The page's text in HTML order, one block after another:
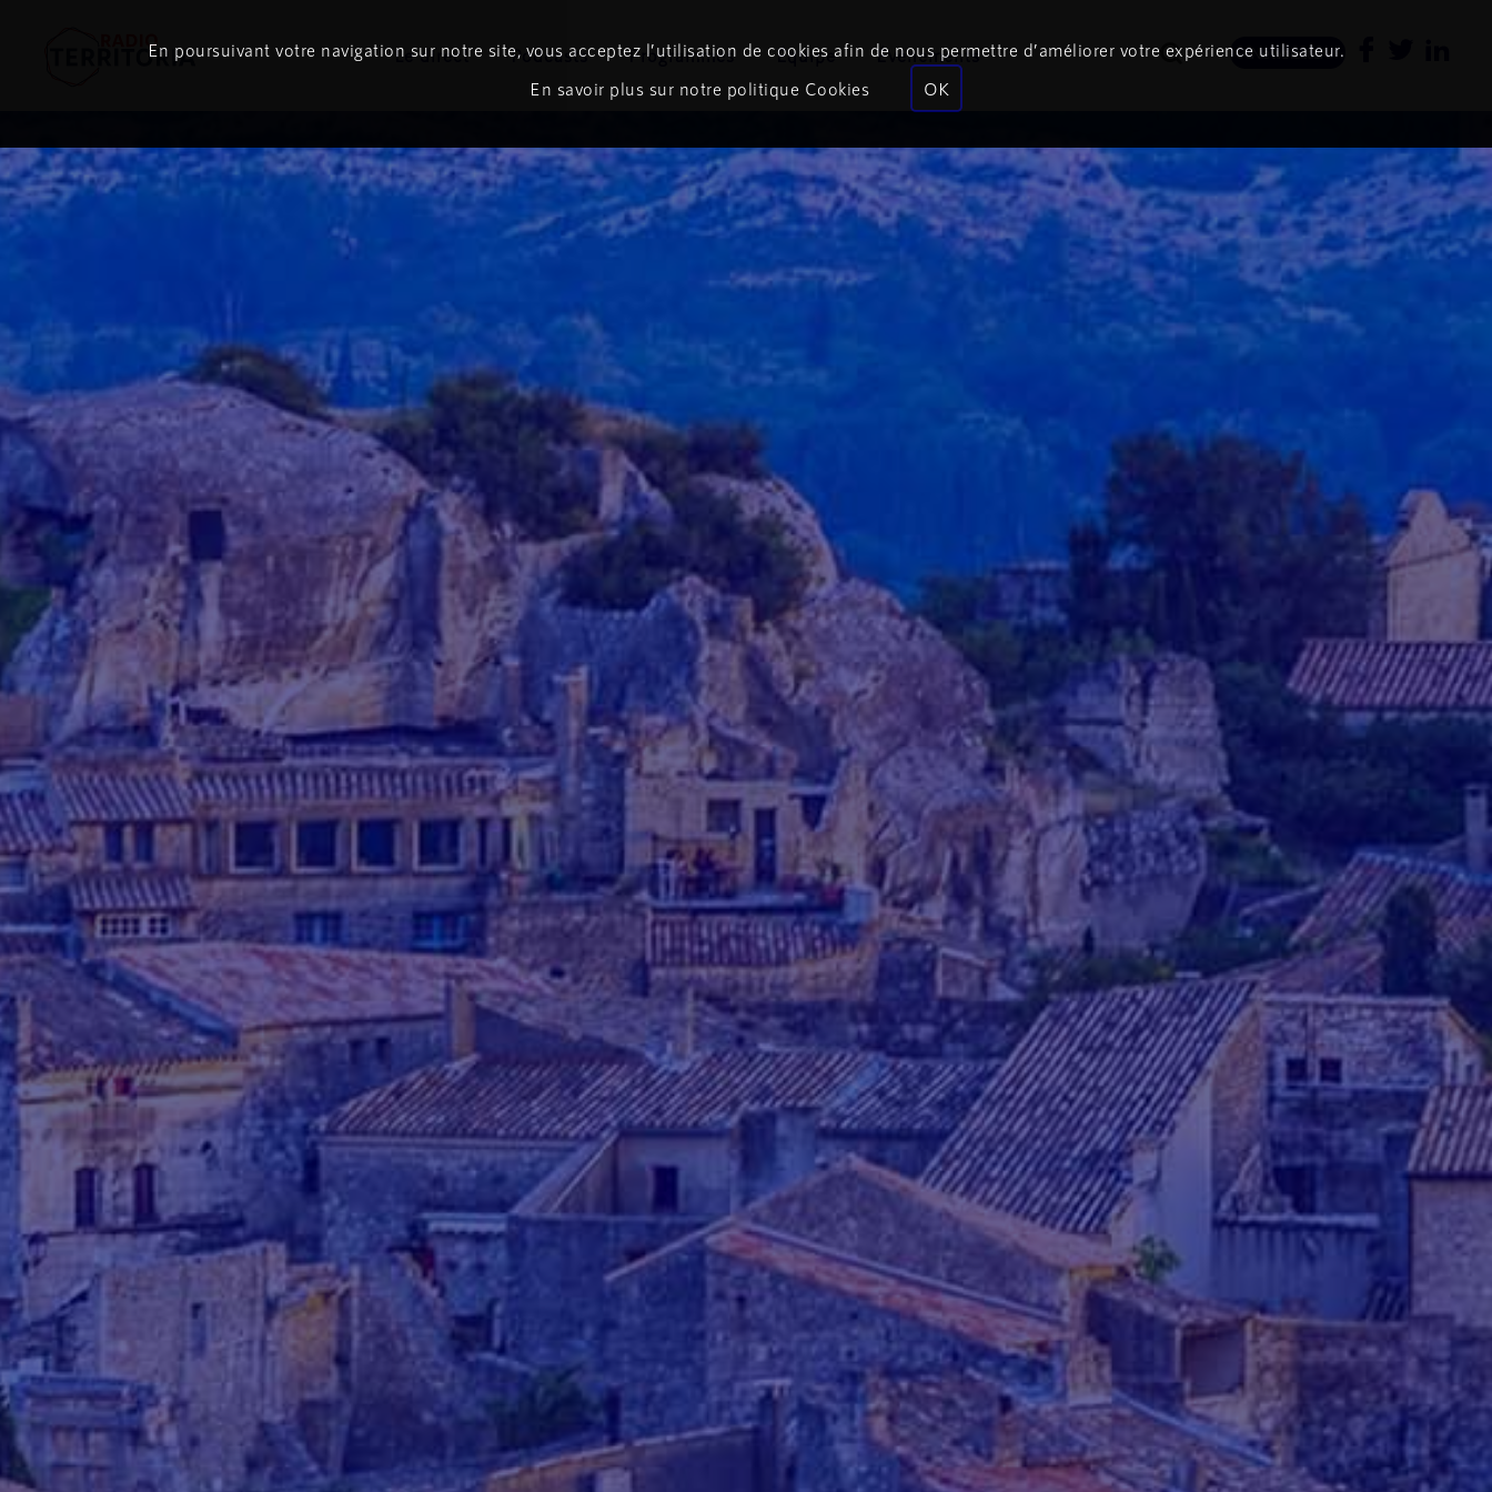
Newsletter
Le direct Podcasts Programmes Équipe Événements
En poursuivant votre navigation sur notre site, vous acceptez l’utilisation de cookies afin de nous permettre d’améliorer votre expérience utilisateur.
En savoir plus sur notre politique Cookies
OK